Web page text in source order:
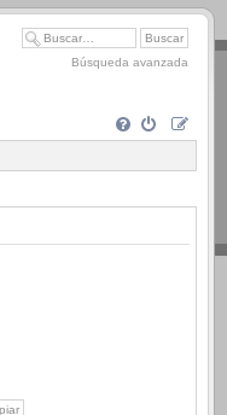
Búsqueda avanzada